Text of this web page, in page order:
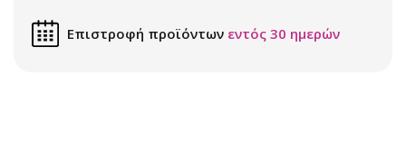
Επιστροφή προϊόντων εντός 30 ημερών